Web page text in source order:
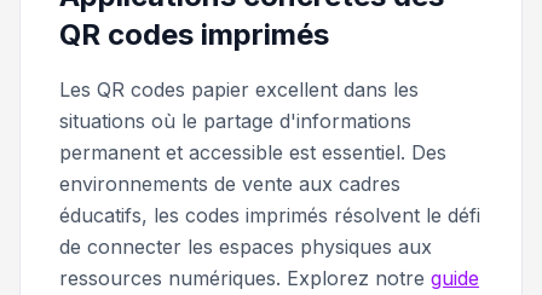
QR codes imprimés
Les QR codes papier excellent dans les
situations où le partage d'informations
permanent et accessible est essentiel. Des
environnements de vente aux cadres
éducatifs, les codes imprimés résolvent le défi
de connecter les espaces physiques aux
ressources numériques. Explorez notre guide